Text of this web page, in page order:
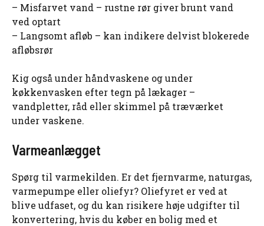
– Misfarvet vand – rustne rør giver brunt vand
ved optart
– Langsomt afløb – kan indikere delvist blokerede
afløbsrør
Kig også under håndvaskene og under
køkkenvasken efter tegn på lækager –
vandpletter, råd eller skimmel på træværket
under vaskene.
Varmeanlægget
Spørg til varmekilden. Er det fjernvarme, naturgas,
varmepumpe eller oliefyr? Oliefyret er ved at
blive udfaset, og du kan risikere høje udgifter til
konvertering, hvis du køber en bolig med et